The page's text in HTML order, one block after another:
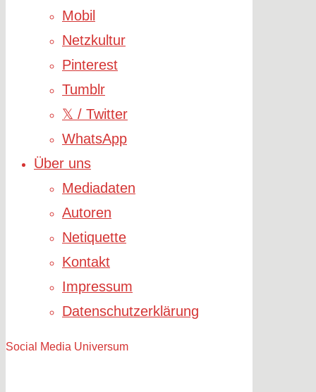
Mobil
Netzkultur
Pinterest
Tumblr
𝕏 / Twitter
WhatsApp
Über uns
Mediadaten
Autoren
Netiquette
Kontakt
Impressum
Datenschutzerklärung
Social Media Universum